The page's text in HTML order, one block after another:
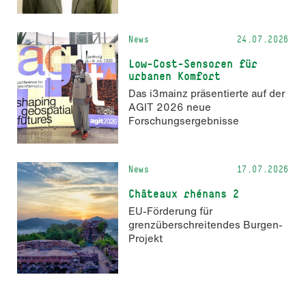
News 24.07.2026
Low-Cost-Sensoren für
urbanen Komfort
Das i3mainz präsentierte auf der
AGIT 2026 neue
Forschungsergebnisse
News 17.07.2026
Châteaux rhénans 2
EU-Förderung für
grenzüberschreitendes Burgen-
Projekt